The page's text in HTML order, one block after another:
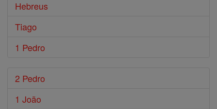
Hebreus
Tiago
1 Pedro
2 Pedro
1 João